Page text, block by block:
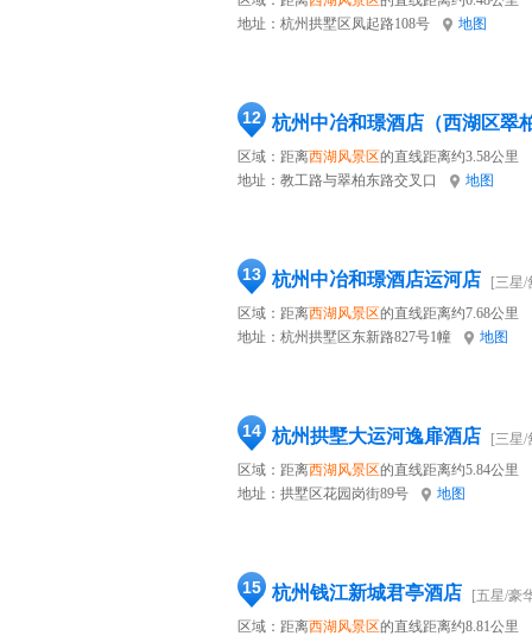
地址： 杭州拱墅区凤起路108号 地图
12 杭州中冶和璟酒店（西湖区翠
区域：距离西湖风景区的直线距离约3.58公里
地址： 教工路与翠柏东路交叉口 地图
13 杭州中冶和璟酒店运河店
[三星/
区域：距离西湖风景区的直线距离约7.68公里
地址： 杭州拱墅区东新路827号1幢 地图
14 杭州拱墅大运河逸扉酒店
[三星/
区域：距离西湖风景区的直线距离约5.84公里
地址： 拱墅区花园岗街89号 地图
15 杭州钱江新城君亭酒店
[五星/豪
区域：距离西湖风景区的直线距离约8.81公里